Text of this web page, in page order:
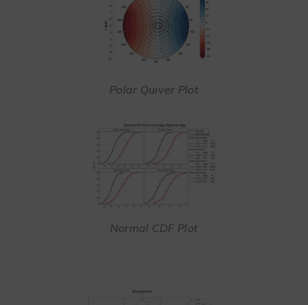
Polar Quiver Plot
Normal CDF Plot